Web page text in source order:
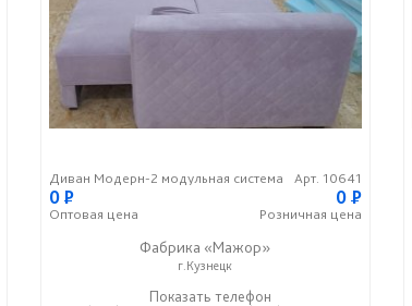
Диван Модерн-2 модульная система Арт. 10641
0P
Оптовая цена
0 P
Розничная цена
Фабрика «Мажор»
г.Кузнецк
+7 (999) 611-98-99 ☎+7 (999) 610-99-95
Показать телефон